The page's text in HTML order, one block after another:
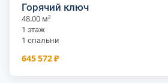
Горячий ключ
48.00 м²
1 этаж
1 спальни
645 572 ₽